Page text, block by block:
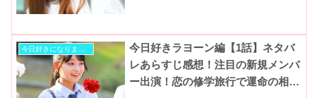
今日好きになりました
今日好きラヨーン編【1話】ネタバ
レあらすじ感想！注目の新規メンバ
ー出演！恋の修学旅行で運命の相手